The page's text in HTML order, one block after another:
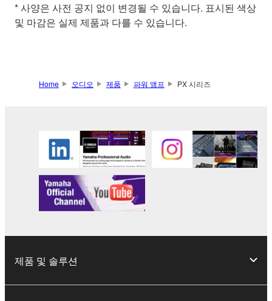
* 사양은 사전 공지 없이 변경될 수 있습니다. 표시된 색상
및 마감은 실제 제품과 다를 수 있습니다.
Home 오디오 제품 파워 앰프 PX 시리즈
제품 및 솔루션